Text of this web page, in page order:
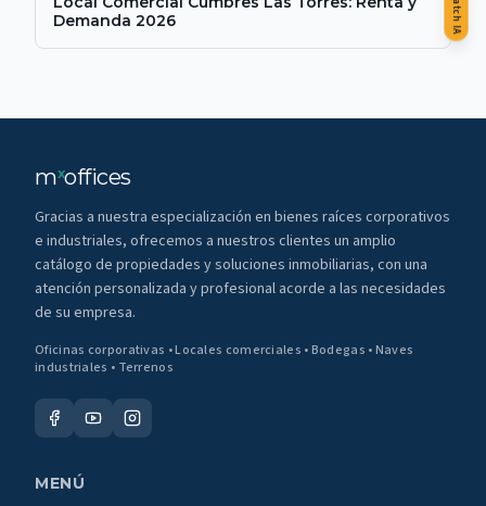
Match IA
Demanda 2026
mxoffices
Gracias a nuestra especialización en bienes raíces corporativos
e industriales, ofrecemos a nuestros clientes un amplio
catálogo de propiedades y soluciones inmobiliarias, con una
atención personalizada y profesional acorde a las necesidades
de su empresa.
Oficinas corporativas • Locales comerciales • Bodegas • Naves
industriales • Terrenos
MENÚ